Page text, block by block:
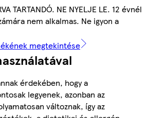
TARTANDÓ. NE NYELJE LE. 12 évnél
nem alkalmas. Ne igyon a
megtekintése
érdekében, hogy a
legyenek, azonban az
változnak, így az